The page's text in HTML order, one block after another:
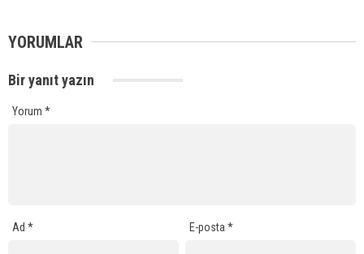
YORUMLAR
Bir yanıt yazın
Yorum *
Ad * E-posta*